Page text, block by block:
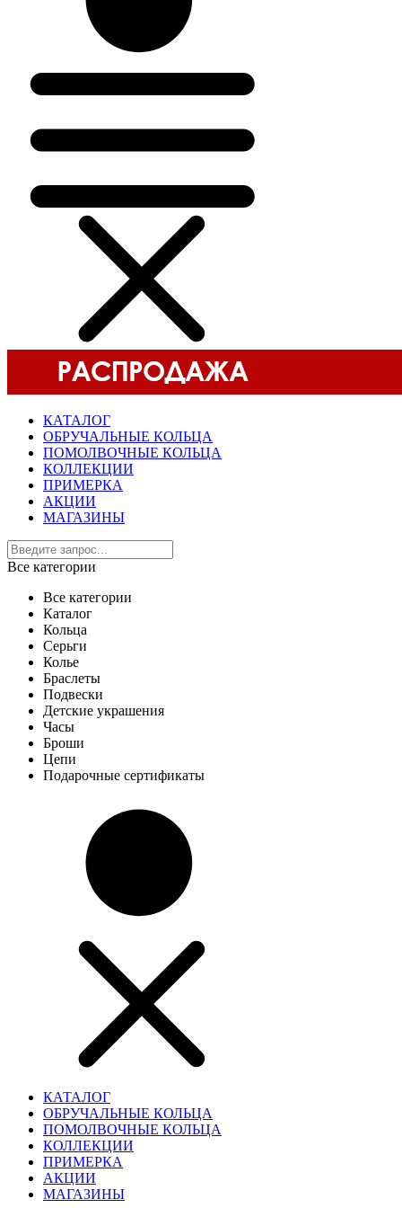
КАТАЛОГ
ОБРУЧАЛЬНЫЕ КОЛЬЦА
ПОМОЛВОЧНЫЕ КОЛЬЦА
КОЛЛЕКЦИИ
ПРИМЕРКА
АКЦИИ
МАГАЗИНЫ
Все категории
Все категории
Каталог
Кольца
Серьги
Колье
Браслеты
Подвески
Детские украшения
Часы
Броши
Цепи
Подарочные сертификаты
КАТАЛОГ
ОБРУЧАЛЬНЫЕ КОЛЬЦА
ПОМОЛВОЧНЫЕ КОЛЬЦА
КОЛЛЕКЦИИ
ПРИМЕРКА
АКЦИИ
МАГАЗИНЫ